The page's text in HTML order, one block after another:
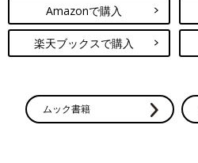
Amazonで購入
楽天ブックスで購入
ムック書籍